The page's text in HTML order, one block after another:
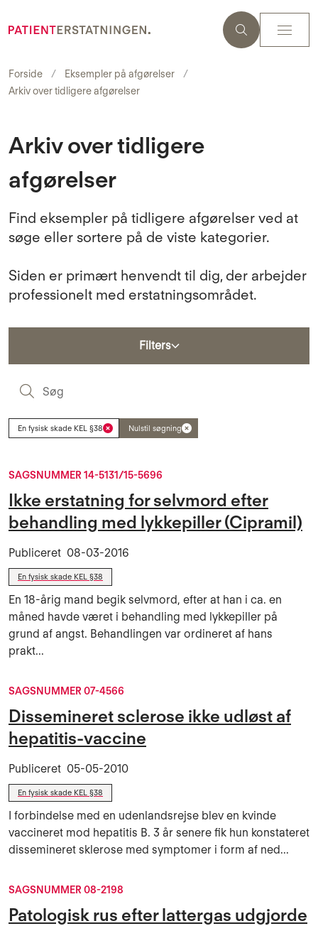
Forside
Eksempler på afgørelser
Arkiv over tidligere afgørelser
Arkiv over tidligere
afgørelser
Find eksempler på tidligere afgørelser ved at
søge eller sortere på de viste kategorier.
Siden er primært henvendt til dig, der arbejder
professionelt med erstatningsområdet.
Filters
En fysisk skade KEL §38 Nulstil søgning
SAGSNUMMER 14-5131/15-5696
Ikke erstatning for selvmord efter
behandling med lykkepiller (Cipramil)
Publiceret 08-03-2016
En fysisk skade KEL §38
En 18-årig mand begik selvmord, efter at han i ca. en
måned havde været i behandling med lykkepiller på
grund af angst. Behandlingen var ordineret af hans
prakt...
SAGSNUMMER 07-4566
Dissemineret sclerose ikke udløst af
hepatitis-vaccine
Publiceret 05-05-2010
En fysisk skade KEL §38
I forbindelse med en udenlandsrejse blev en kvinde
vaccineret mod hepatitis B. 3 år senere fik hun konstateret
dissemineret sklerose med symptomer i form af ned...
SAGSNUMMER 08-2198
Patologisk rus efter lattergas udgjorde